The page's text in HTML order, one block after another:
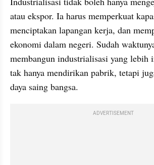
atau ekspor. Ia harus memperkuat
menciptakan lapangan kerja, dan
ekonomi dalam negeri. Sudah
membangun industrialisasi yang
tak hanya mendirikan pabrik, tetapi
daya saing bangsa.
ADVERTISEMENT